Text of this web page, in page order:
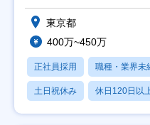
東京都
400万~450万
正社員採用 職種・業界未
土日祝休み 休日120日以